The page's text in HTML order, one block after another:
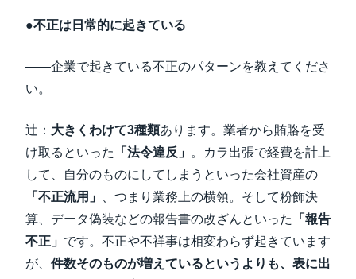
●不正は日常的に起きている
――企業で起きている不正のパターンを教えてくださ
い。
辻： 大きくわけて3種類あります。業者から賄賂を受
け取るといった
「法令違反」 。カラ出張で経費を計上
して、自分のものにしてしまうといった会社資産の
「不正流用」
、つまり業務上の横領。そして粉飾決
算、データ偽装などの報告書の改ざんといった
「報告
不正」 です。不正や不祥事は相変わらず起きています
が、 件数そのものが増えているというよりも、表に出